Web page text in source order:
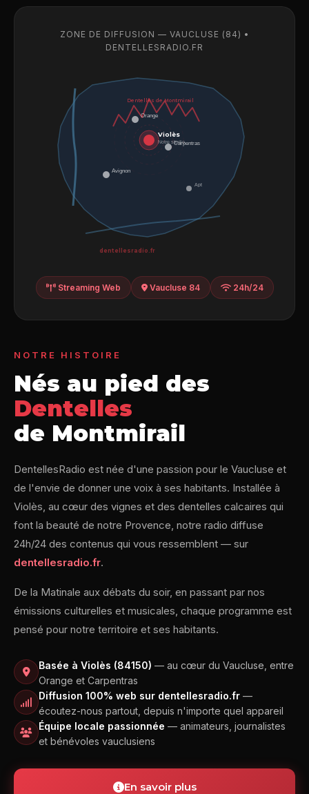
NOTRE HISTOIRE
Nés au pied des
Dentelles
de Montmirail
DentellesRadio est née d'une passion pour le Vaucluse et
de l'envie de donner une voix à ses habitants. Installée à
Violès, au cœur des vignes et des dentelles calcaires qui
font la beauté de notre Provence, notre radio diffuse
24h/24 des contenus qui vous ressemblent — sur
dentellesradio.fr.
De la Matinale aux débats du soir, en passant par nos
émissions culturelles et musicales, chaque programme est
pensé pour notre territoire et ses habitants.
Basée à Violès (84150) — au cœur du Vaucluse, entre
Orange et Carpentras
Diffusion 100% web sur dentellesradio.fr —
écoutez-nous partout, depuis n'importe quel appareil
Équipe locale passionnée — animateurs, journalistes
et bénévoles vauclusiens
En savoir plus
ZONE DE DIFFUSION — VAUCLUSE (84) •
DENTELLESRADIO.FR
Violès
Notre studio
Orange
Avignon
Carpentras
Apt
Dentelles de Montmirail
dentellesradio.fr
Streaming Web Vaucluse 84 24h/24